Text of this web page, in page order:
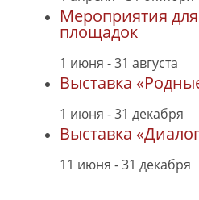
Мероприятия
площадок
1 июня -31 августа
Выставка
1 июня -31 декабря
Выставка
11 июня -31 декабря